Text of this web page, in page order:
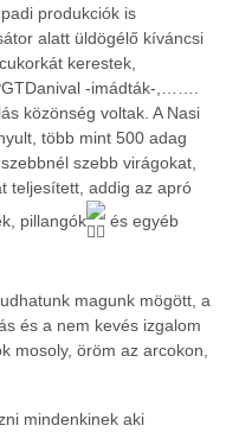
produkciók is
alatt üldögélő kíváncsi
kerestek,
-imádták-,…….
közönség voltak. A Nasi
több mint 500 adag
szebb virágokat,
teljesített, addig az apró
pillangók
és egyéb
magunk mögött, a
és a nem kevés izgalom
mosoly, öröm az arcokon,
mindenkinek aki